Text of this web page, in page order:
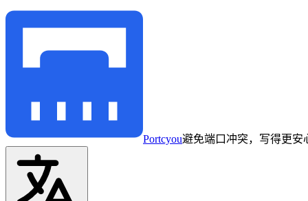
Portcyou避免端口冲突，写得更安